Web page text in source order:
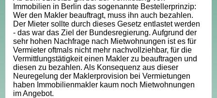
Immobilien in Berlin das sogenannte Bestellerprinzip:
Wer den Makler beauftragt, muss ihn auch bezahlen.
Der Mieter sollte durch dieses Gesetz entlastet werden
- das war das Ziel der Bundesregierung. Aufgrund der
sehr hohen Nachfrage nach Mietwohnungen ist es für
Vermieter oftmals nicht mehr nachvollziehbar, für die
Vermittlungstätigkeit einen Makler zu beauftragen und
diesen zu bezahlen. Als Konsequenz aus dieser
Neuregelung der Maklerprovision bei Vermietungen
haben Immobilienmakler kaum noch Mietwohnungen
im Angebot.